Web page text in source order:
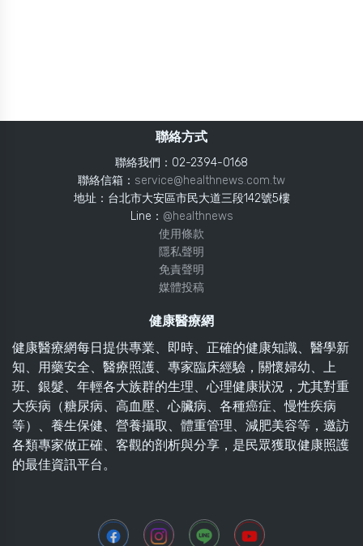
聯絡方式
聯絡我們：02-2394-0168
聯絡信箱： service@healthnews.com.tw
地址：台北市大安區市民大道三段142號5樓
Line： @healthnews
使用條款
隱私聲明
免責聲明
媒體投稿
健康醫療網
健康醫療網每日提供專業、即時、正確的健康知識、醫學新
知、用藥安全、醫療照護、專家臨床經驗，關懷婦幼、上
班、銀髮、年輕各大族群的生理、心理健康狀況，尤其對重
大疾病（糖尿病、高血壓、心臟病、各種癌症、慢性疾病
等）、養生保健、營養攝取、體重管理、減肥美容等，邀訪
各類專家做正確、客觀的剖析與分享，是民眾獲取健康照護
的最佳資訊平台。